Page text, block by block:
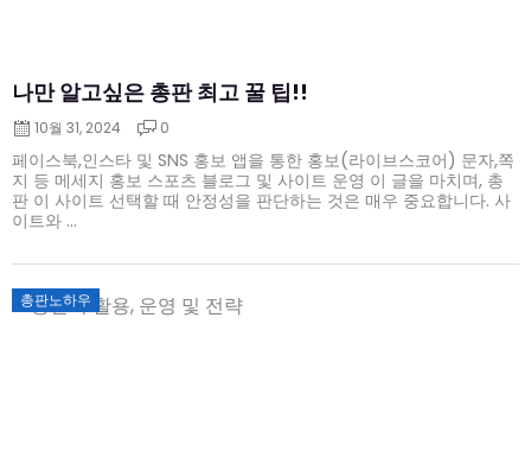
나만 알고싶은 총판 최고 꿀 팁!!
10월 31, 2024 0
페이스북,인스타 및 SNS 홍보 앱을 통한 홍보(라이브스코어) 문자,쪽
지 등 메세지 홍보 스포츠 블로그 및 사이트 운영 이 글을 마치며, 총
판 이 사이트 선택할 때 안정성을 판단하는 것은 매우 중요합니다. 사
이트와 ...
총판노하우
Posted
on